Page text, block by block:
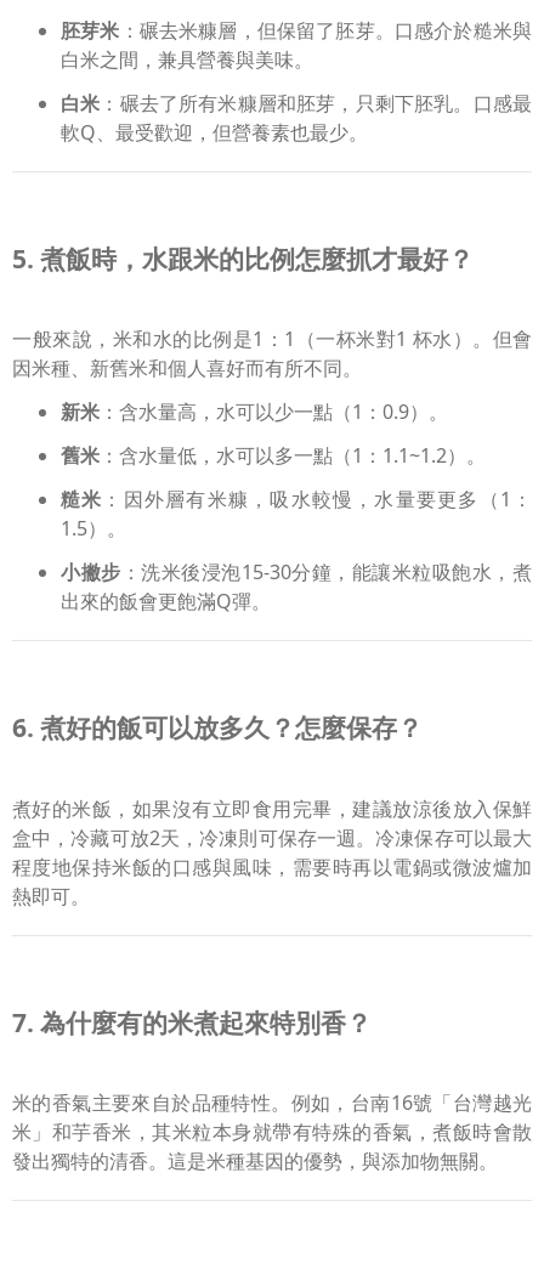
胚芽米 ：碾去米糠層，但保留了胚芽。口感介於糙米與
白米之間，兼具營養與美味。
白米 ：碾去了所有米糠層和胚芽，只剩下胚乳。口感最
軟Q、最受歡迎，但營養素也最少。
5. 煮飯時，水跟米的比例怎麼抓才最好？
一般來說，米和水的比例是1：1（一杯米對1 杯水）。但會
因米種、新舊米和個人喜好而有所不同。
新米 ：含水量高，水可以少一點（1：0.9）。
舊米 ：含水量低，水可以多一點（1：1.1~1.2）。
糙米 ：因外層有米糠，吸水較慢，水量要更多（1：
1.5）。
小撇步 ：洗米後浸泡15-30分鐘，能讓米粒吸飽水，煮
出來的飯會更飽滿Q彈。
6. 煮好的飯可以放多久？怎麼保存？
煮好的米飯，如果沒有立即食用完畢，建議放涼後放入保鮮
盒中，冷藏可放2天，冷凍則可保存一週。冷凍保存可以最大
程度地保持米飯的口感與風味，需要時再以電鍋或微波爐加
熱即可。
7. 為什麼有的米煮起來特別香？
米的香氣主要來自於品種特性。例如，台南16號「台灣越光
米」和芋香米，其米粒本身就帶有特殊的香氣，煮飯時會散
發出獨特的清香。這是米種基因的優勢，與添加物無關。